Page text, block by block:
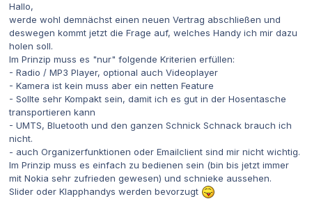
Hallo,
werde wohl demnächst einen neuen Vertrag abschließen und
deswegen kommt jetzt die Frage auf, welches Handy ich mir dazu
holen soll.
Im Prinzip muss es "nur" folgende Kriterien erfüllen:
- Radio / MP3 Player, optional auch Videoplayer
- Kamera ist kein muss aber ein netten Feature
- Sollte sehr Kompakt sein, damit ich es gut in der Hosentasche
transportieren kann
- UMTS, Bluetooth und den ganzen Schnick Schnack brauch ich
nicht.
- auch Organizerfunktionen oder Emailclient sind mir nicht wichtig.
Im Prinzip muss es einfach zu bedienen sein (bin bis jetzt immer
mit Nokia sehr zufrieden gewesen) und schnieke aussehen.
Slider oder Klapphandys werden bevorzugt